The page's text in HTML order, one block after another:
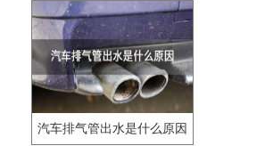
汽车排气管出水是什么原因